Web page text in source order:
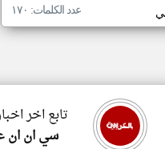
عدد الكلمات: ١٧٠
تابع اخر
سي ان ان